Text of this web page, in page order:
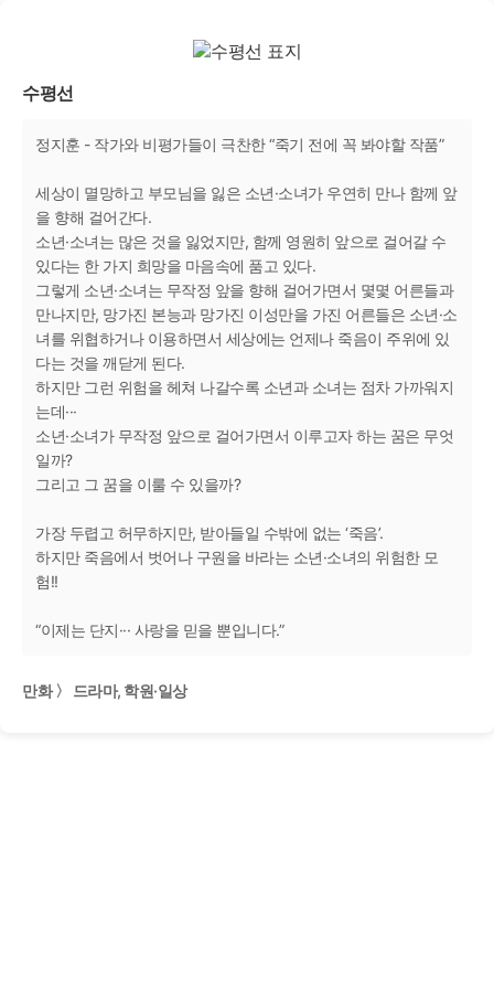
수평선
정지훈 - 작가와 비평가들이 극찬한 “죽기 전에 꼭 봐야할 작품”
세상이 멸망하고 부모님을 잃은 소년·소녀가 우연히 만나 함께 앞
을 향해 걸어간다.
소년·소녀는 많은 것을 잃었지만, 함께 영원히 앞으로 걸어갈 수
있다는 한 가지 희망을 마음속에 품고 있다.
그렇게 소년·소녀는 무작정 앞을 향해 걸어가면서 몇몇 어른들과
만나지만, 망가진 본능과 망가진 이성만을 가진 어른들은 소년·소
녀를 위협하거나 이용하면서 세상에는 언제나 죽음이 주위에 있
다는 것을 깨닫게 된다.
하지만 그런 위험을 헤쳐 나갈수록 소년과 소녀는 점차 가까워지
는데···
소년·소녀가 무작정 앞으로 걸어가면서 이루고자 하는 꿈은 무엇
일까?
그리고 그 꿈을 이룰 수 있을까?
가장 두렵고 허무하지만, 받아들일 수밖에 없는 ‘죽음’.
하지만 죽음에서 벗어나 구원을 바라는 소년·소녀의 위험한 모
험!!
“이제는 단지··· 사랑을 믿을 뿐입니다.”
만화 〉 드라마, 학원·일상